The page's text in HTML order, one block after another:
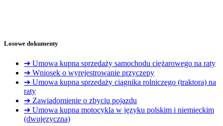
Losowe dokumenty
➔ Umowa kupna sprzedaży samochodu ciężarowego na raty
➔ Wniosek o wyrejestrowanie przyczepy
➔ Umowa kupna sprzedaży ciągnika rolniczego (traktora) na
raty
➔ Zawiadomienie o zbyciu pojazdu
➔ Umowa kupna motocykla w języku polskim i niemieckim
(dwujęzyczna)